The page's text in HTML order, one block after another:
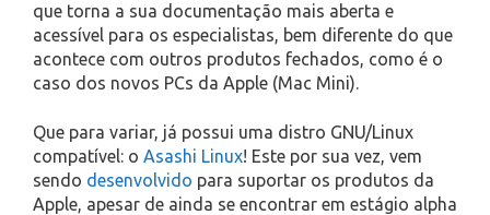
que torna a sua documentação mais aberta e
acessível para os especialistas, bem diferente do que
acontece com outros produtos fechados, como é o
caso dos novos PCs da Apple (Mac Mini).
Que para variar, já possui uma distro GNU/Linux
compatível: o Asashi Linux! Este por sua vez, vem
sendo desenvolvido para suportar os produtos da
Apple, apesar de ainda se encontrar em estágio alpha